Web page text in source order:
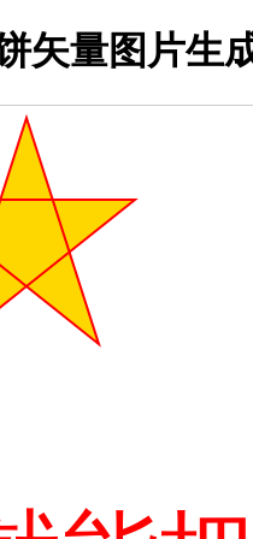
矢量图片生